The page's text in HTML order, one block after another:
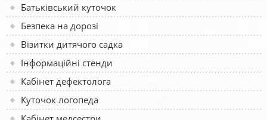
Батьківський куточок
Безпека на дорозі
Візитки дитячого садка
Інформаційні стенди
Кабінет дефектолога
Куточок логопеда